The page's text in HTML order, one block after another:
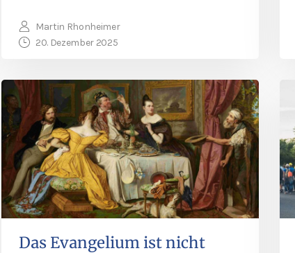
Martin Rhonheimer
20. Dezember 2025
Das Evangelium ist nicht